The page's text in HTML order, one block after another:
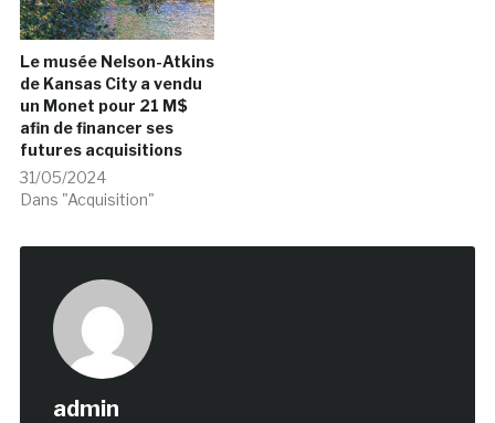
Le musée Nelson-Atkins
de Kansas City a vendu
un Monet pour 21 M$
afin de financer ses
futures acquisitions
31/05/2024
Dans "Acquisition"
admin